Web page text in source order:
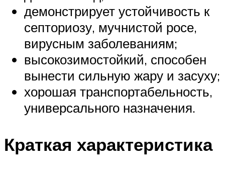
демонстрирует устойчивость к
септориозу, мучнистой росе,
вирусным заболеваниям;
высокозимостойкий, способен
вынести сильную жару и засуху;
хорошая транспортабельность,
универсального назначения.
Краткая характеристика